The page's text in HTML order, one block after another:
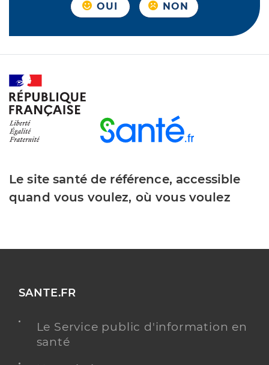
OUI NON
Le site santé de référence, accessible
quand vous voulez, où vous voulez
SANTE.FR
Le Service public d'information en
santé